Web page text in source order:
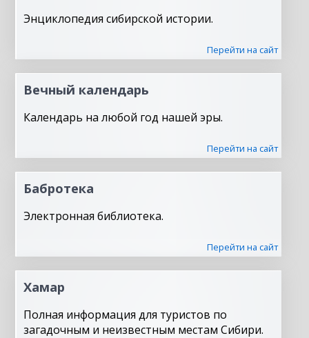
Энциклопедия сибирской истории.
Перейти на сайт
Вечный календарь
Календарь на любой год нашей эры.
Перейти на сайт
Бабротека
Электронная библиотека.
Перейти на сайт
Хамар
Полная информация для туристов по
загадочным и неизвестным местам Сибири.